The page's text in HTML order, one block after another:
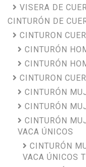
VISERA DE
CINTURÓN DE
CINTURON
CINTURÓN
CINTURÓN
CINTURON
CINTURÓN
CINTURÓN
CINTURÓN
VACA ÚNICOS
CINTURÓN
VACA ÚNICOS